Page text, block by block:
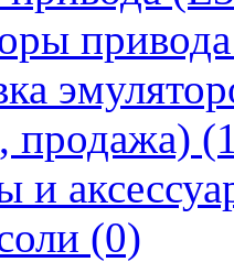
продажа)
и
(0)